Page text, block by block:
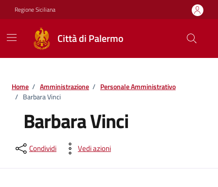
Vai ai contenuti
Vai al footer
Regione Siciliana
Città di Palermo
Home / Amministrazione / Personale Amministrativo
/ Barbara Vinci
Barbara Vinci
Condividi Vedi azioni